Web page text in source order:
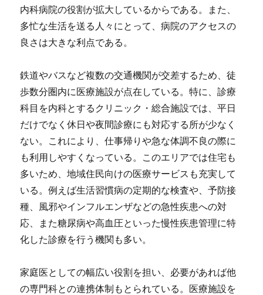
内科病院の役割が拡大しているからである。また、
多忙な生活を送る人々にとって、病院のアクセスの
良さは大きな利点である。
鉄道やバスなど複数の交通機関が交差するため、徒
歩数分圏内に医療施設が点在している。特に、診療
科目を内科とするクリニック・総合施設では、平日
だけでなく休日や夜間診療にも対応する所が少なく
ない。これにより、仕事帰りや急な体調不良の際に
も利用しやすくなっている。このエリアでは住宅も
多いため、地域住民向けの医療サービスも充実して
いる。例えば生活習慣病の定期的な検査や、予防接
種、風邪やインフルエンザなどの急性疾患への対
応、また糖尿病や高血圧といった慢性疾患管理に特
化した診療を行う機関も多い。
家庭医としての幅広い役割を担い、必要があれば他
の専門科との連携体制もとられている。医療施設を